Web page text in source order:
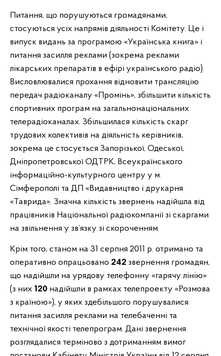
Питання, що порушуються громадянами,
стосуються усіх напрямів діяльності Комітету. Це і
випуск видань за програмою «Українська книга» і
питання засилля реклами (зокрема реклами
лікарських препаратів в ефірі українського радіо).
Висловлювалися прохання відновити трансляцію
передач радіоканалу «Промінь», збільшити кількість
спортивних програм на загальнонаціональних
телерадіоканалах. Збільшилася кількість скарг
трудових колективів на діяльність керівників,
зокрема це стосується Запорізької, Одеської,
Дніпропетровської ОДТРК, Всеукраїнського
інформаційно-культурного центру у м.
Сімферополі та ДП «Видавництво і друкарня
«Таврида». Значна кількість звернень надійшла від
працівників Національної радіокомпанії зі скаргами
на звільнення у зв’язку зі скороченням.
Крім того, станом на 31 серпня 2011 р. отримано та
оперативно опрацьовано 242 звернення громадян,
що надійшли на урядову телефонну «гарячу лінію»
(з них 120 надійшли в рамках телепроекту «Розмова
з країною»), у яких здебільшого порушувалися
питання засилля реклами на телебаченні та
технічної якості телепрограм. Дані звернення
розглядалися терміново з дотриманням вимог